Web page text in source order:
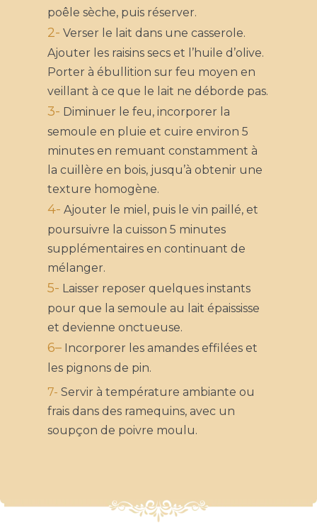
poêle sèche, puis réserver.
2- Verser le lait dans une casserole.
Ajouter les raisins secs et l’huile d’olive.
Porter à ébullition sur feu moyen en
veillant à ce que le lait ne déborde pas.
3- Diminuer le feu, incorporer la
semoule en pluie et cuire environ 5
minutes en remuant constamment à
la cuillère en bois, jusqu’à obtenir une
texture homogène.
4- Ajouter le miel, puis le vin paillé, et
poursuivre la cuisson 5 minutes
supplémentaires en continuant de
mélanger.
5- Laisser reposer quelques instants
pour que la semoule au lait épaississe
et devienne onctueuse.
6– Incorporer les amandes effilées et
les pignons de pin.
7- Servir à température ambiante ou
frais dans des ramequins, avec un
soupçon de poivre moulu.
la newsletter.
Recevez mes
dernières actualités
et soyez les premiers
au courant de l’arrivé
de nouveaux
contenus.
Nous ne spammons
pas ! Consultez notre
politique de
confidentialité
plus d’informations.